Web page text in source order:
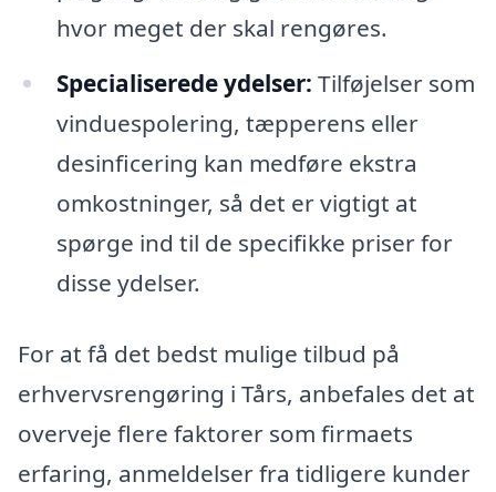
hvor meget der skal rengøres.
Specialiserede ydelser: Tilføjelser som
vinduespolering, tæpperens eller
desinficering kan medføre ekstra
omkostninger, så det er vigtigt at
spørge ind til de specifikke priser for
disse ydelser.
For at få det bedst mulige tilbud på
erhvervsrengøring i Tårs, anbefales det at
overveje flere faktorer som firmaets
erfaring, anmeldelser fra tidligere kunder